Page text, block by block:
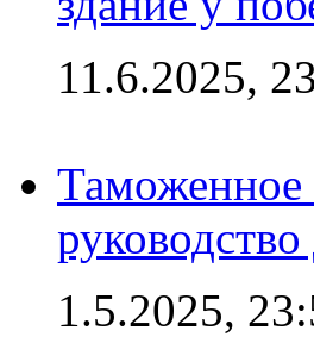
11.6.2025,
Таможенное
1.5.2025,